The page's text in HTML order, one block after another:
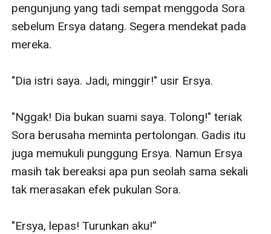
pengunjung yang tadi sempat menggoda Sora
sebelum Ersya datang. Segera mendekat pada
mereka.
"Dia istri saya. Jadi, minggir!" usir Ersya.
"Nggak! Dia bukan suami saya. Tolong!" teriak
Sora berusaha meminta pertolongan. Gadis itu
juga memukuli punggung Ersya. Namun Ersya
masih tak bereaksi apa pun seolah sama sekali
tak merasakan efek pukulan Sora.
"Ersya, lepas! Turunkan aku!”